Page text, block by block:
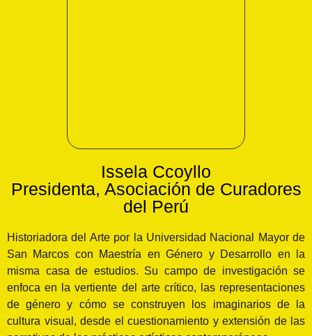
Issela Ccoyllo
Presidenta, Asociación de Curadores
del Perú
Historiadora del Arte por la Universidad Nacional Mayor de
San Marcos con Maestría en Género y Desarrollo en la
misma casa de estudios. Su campo de investigación se
enfoca en la vertiente del arte crítico, las representaciones
de género y cómo se construyen los imaginarios de la
cultura visual, desde el cuestionamiento y extensión de las